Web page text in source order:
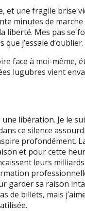
et une fragile brise
minutes de marche
liberté. Mes pas se
j’essaie d’oublier.
face à moi-même,
lugubres vient
libération. Je le
ce silence
profondément.
et pour cette
leurs
garder sa raison
de billets, mais